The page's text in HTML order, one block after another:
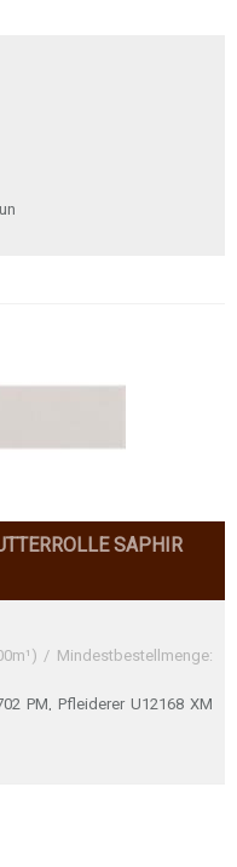
SAPHIR
/ Mindestbestellmenge:
PM, Pfleiderer U12168 XM